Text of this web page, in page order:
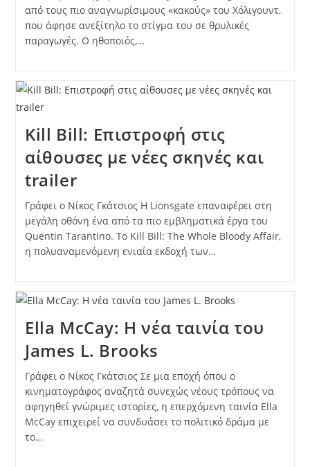
από τους πιο αναγνωρίσιμους «κακούς» του Χόλιγουντ,
που άφησε ανεξίτηλο το στίγμα του σε θρυλικές
παραγωγές. Ο ηθοποιός,…
Kill Bill: Επιστροφή στις
αίθουσες με νέες σκηνές και
trailer
Γράφει ο Νίκος Γκάτσιος Η Lionsgate επαναφέρει στη
μεγάλη οθόνη ένα από τα πιο εμβληματικά έργα του
Quentin Tarantino. Το Kill Bill: The Whole Bloody Affair,
η πολυαναμενόμενη ενιαία εκδοχή των…
Ella McCay: Η νέα ταινία του
James L. Brooks
Γράφει ο Νίκος Γκάτσιος Σε μια εποχή όπου ο
κινηματογράφος αναζητά συνεχώς νέους τρόπους να
αφηγηθεί γνώριμες ιστορίες, η επερχόμενη ταινία Ella
McCay επιχειρεί να συνδυάσει το πολιτικό δράμα με
το…